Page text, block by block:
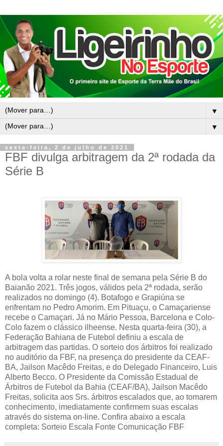
▼
▼
sexta-feira, 2 de julho de 2021
FBF divulga arbitragem da 2ª rodada da
Série B
A bola volta a rolar neste final de semana pela Série B do
Baianão 2021. Três jogos, válidos pela 2ª rodada, serão
realizados no domingo (4). Botafogo e Grapiúna se
enfrentam no Pedro Amorim. Em Pituaçu, o Camaçariense
recebe o Camaçari. Já no Mário Pessoa, Barcelona e Colo-
Colo fazem o clássico ilheense. Nesta quarta-feira (30), a
Federação Bahiana de Futebol definiu a escala de
arbitragem das partidas. O sorteio dos árbitros foi realizado
no auditório da FBF, na presença do presidente da CEAF-
BA, Jailson Macêdo Freitas, e do Delegado Financeiro, Luis
Alberto Becco. O Presidente da Comissão Estadual de
Árbitros de Futebol da Bahia (CEAF/BA), Jailson Macêdo
Freitas, solicita aos Srs. árbitros escalados que, ao tomarem
conhecimento, imediatamente confirmem suas escalas
através do sistema on-line. Confira abaixo a escala
completa: Sorteio Escala Fonte Comunicação FBF